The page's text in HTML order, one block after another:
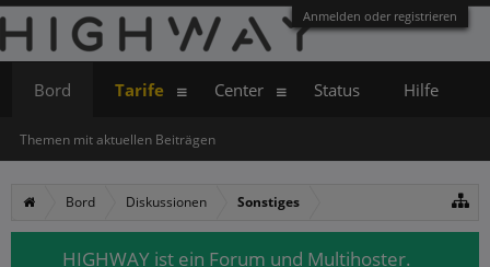
Anmelden oder registrieren
Bord Diskussionen Sonstiges
HIGHWAY ist ein Forum und Multihoster.
Bord
Themen mit aktuellen Beiträgen
Tarife Center Status Hilfe